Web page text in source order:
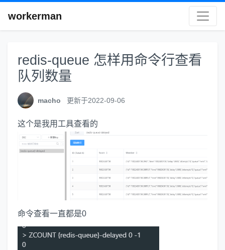
workerman
redis-queue 怎样用命令行查看
队列数量
macho 更新于2022-09-06
这个是我用工具查看的
命令查看一直都是0